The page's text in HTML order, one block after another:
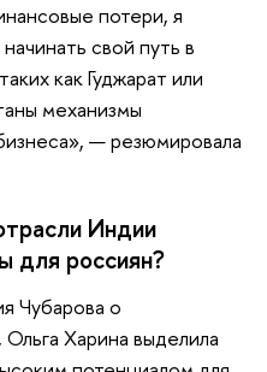
потери, я
свой путь в
как Гуджарат или
механизмы
— резюмировала
Индии
для россиян?
Чубарова о
Харина выделила